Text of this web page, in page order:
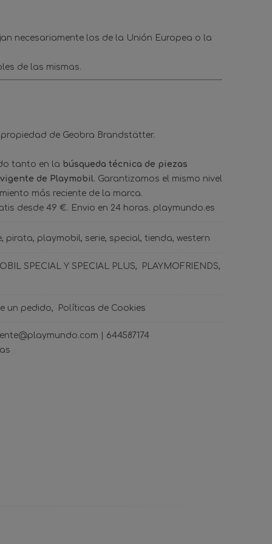
necesariamente los de la Unión Europea o la
de las mismas.
de Geobra Brandstätter.
tanto en la búsqueda técnica de piezas
de Playmobil. Garantizamos el mismo nivel
más reciente de la marca.
desde 49 €. Envio en 24 horas. playmundo.es
pirata playmobil serie special tienda western
SPECIAL Y SPECIAL PLUS
PLAYMOFRIENDS
un pedido Políticas de Cookies
| 644587174